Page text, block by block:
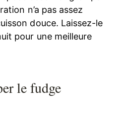
n’a pas assez
douce. Laissez-le
pour une meilleure
le fudge